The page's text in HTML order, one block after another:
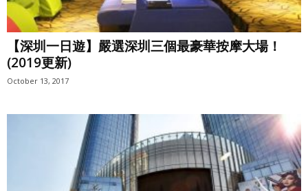
【深圳一日遊】嚴選深圳三個最豪華按摩大場！
(2019更新)
October 13, 2017